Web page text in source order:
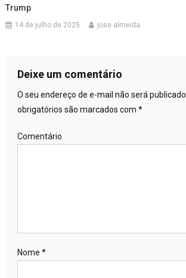
Trump
14 de julho de 2025 jose almeida
Deixe um comentário
O seu endereço de e-mail não será publicado.
obrigatórios são marcados com *
Comentário
Nome *